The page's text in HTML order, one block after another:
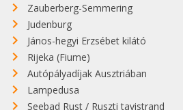
Zauberberg-Semmering
Judenburg
János-hegyi Erzsébet kilátó
Rijeka (Fiume)
Autópályadíjak Ausztriában
Lampedusa
Seebad Rust / Ruszti tavistrand